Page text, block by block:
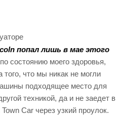
попал лишь в мае этого
состоянию моего здоровья,
что мы никак не могли
подходящее место для
техникой, да и не заедет в
Car через узкий проулок.